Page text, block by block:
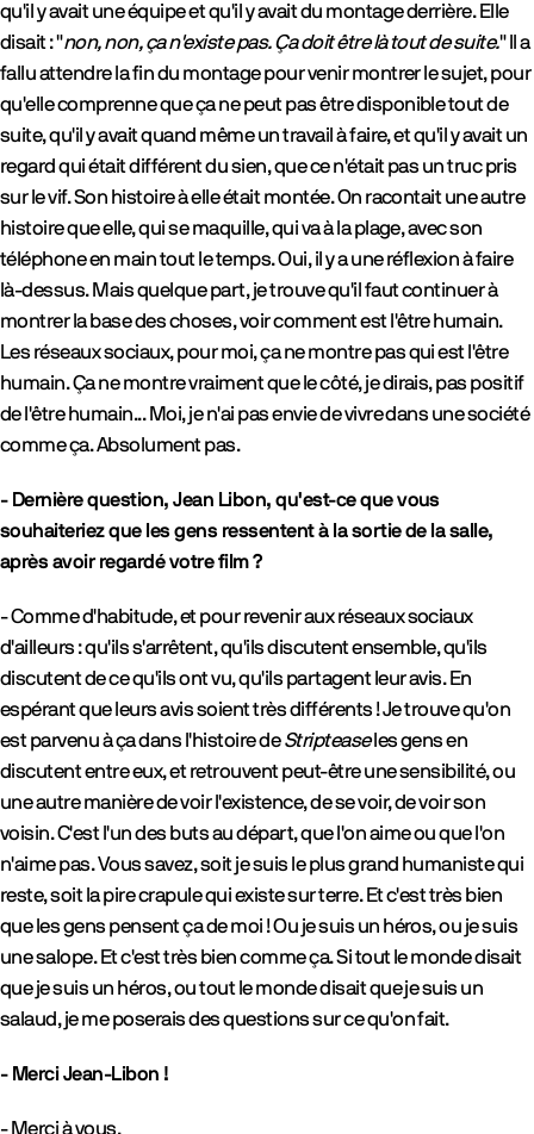
qu'il y avait une équipe et qu'il y avait du montage derrière. Elle
disait : "non, non, ça n'existe pas. Ça doit être là tout de suite." Il a
fallu attendre la fin du montage pour venir montrer le sujet, pour
qu'elle comprenne que ça ne peut pas être disponible tout de
suite, qu'il y avait quand même un travail à faire, et qu'il y avait un
regard qui était différent du sien, que ce n'était pas un truc pris
sur le vif. Son histoire à elle était montée. On racontait une autre
histoire que elle, qui se maquille, qui va à la plage, avec son
téléphone en main tout le temps. Oui, il y a une réflexion à faire
là-dessus. Mais quelque part, je trouve qu'il faut continuer à
montrer la base des choses, voir comment est l'être humain.
Les réseaux sociaux, pour moi, ça ne montre pas qui est l'être
humain. Ça ne montre vraiment que le côté, je dirais, pas positif
de l'être humain... Moi, je n'ai pas envie de vivre dans une société
comme ça. Absolument pas.
- Dernière question, Jean Libon, qu'est-ce que vous
souhaiteriez que les gens ressentent à la sortie de la salle,
après avoir regardé votre film ?
- Comme d'habitude, et pour revenir aux réseaux sociaux
d'ailleurs : qu'ils s'arrêtent, qu'ils discutent ensemble, qu'ils
discutent de ce qu'ils ont vu, qu'ils partagent leur avis. En
espérant que leurs avis soient très différents ! Je trouve qu'on
est parvenu à ça dans l'histoire deStripteaseles gens en
discutent entre eux, et retrouvent peut-être une sensibilité, ou
une autre manière de voir l'existence, de se voir, de voir son
voisin. C'est l'un des buts au départ, que l'on aime ou que l'on
n'aime pas. Vous savez, soit je suis le plus grand humaniste qui
reste, soit la pire crapule qui existe sur terre. Et c'est très bien
que les gens pensent ça de moi ! Ou je suis un héros, ou je suis
une salope. Et c'est très bien comme ça. Si tout le monde disait
que je suis un héros, ou tout le monde disait que je suis un
salaud, je me poserais des questions sur ce qu'on fait.
- Merci Jean-Libon !
- Merci à vous.